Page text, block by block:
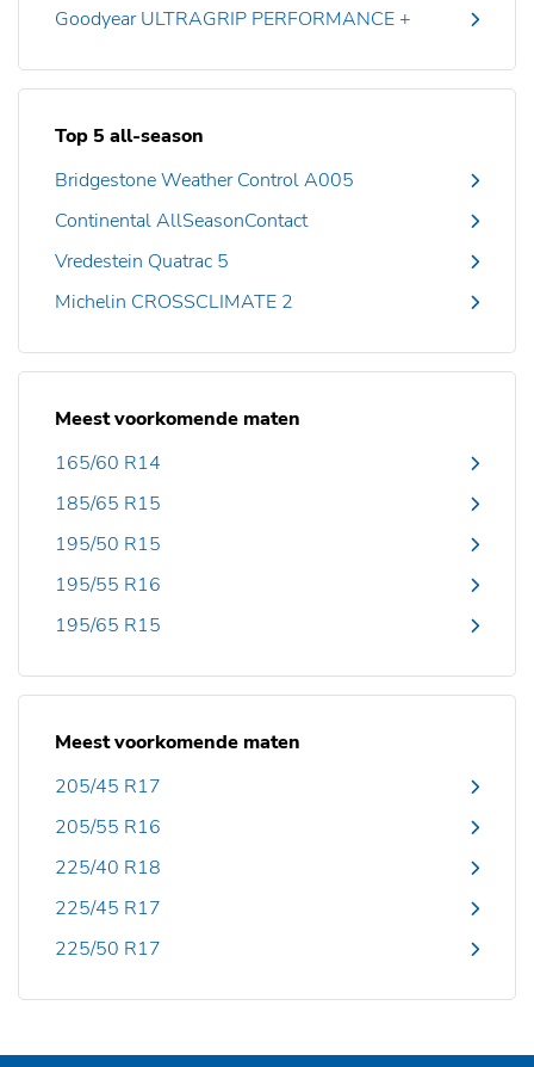
Goodyear ULTRAGRIP PERFORMANCE +
Top 5 all-season
Bridgestone Weather Control A005
Continental AllSeasonContact
Vredestein Quatrac 5
Michelin CROSSCLIMATE 2
Meest voorkomende maten
165/60 R14
185/65 R15
195/50 R15
195/55 R16
195/65 R15
Meest voorkomende maten
205/45 R17
205/55 R16
225/40 R18
225/45 R17
225/50 R17